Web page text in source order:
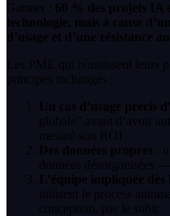
Gartner : 60 % des projets IA
technologie, mais à cause
d’usage et d’une résistance
Les PME qui réussissent leurs
principes inchangés :
Un cas d’usage précis
globale” avant d’avoir
mesuré son ROI
Des données propres :
données désorganisées
L’équipe impliquée dès
utilisent le process
conception, pas le subir